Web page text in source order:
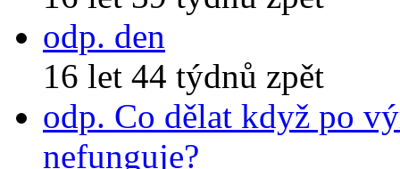
odp. den
16 let 44 týdnů zpět
odp. Co dělat když po
nefunguje?